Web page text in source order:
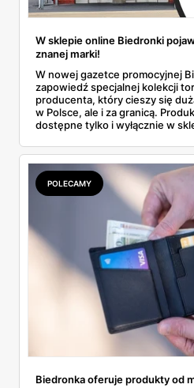
W sklepie online Biedronki
znanej marki!
W nowej gazetce promocyjnej
zapowiedź specjalnej kolekcji
producenta, który cieszy się
w Polsce, ale i za granicą.
dostępne tylko i wyłącznie w
Sprawdź wszystkie szczegóły
POLECAMY
Biedronka oferuje produkty od